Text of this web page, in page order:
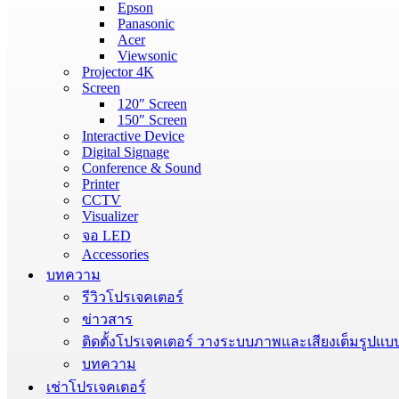
Epson
Panasonic
Acer
Viewsonic
Projector 4K
Screen
120″ Screen
150″ Screen
Interactive Device
Digital Signage
Conference & Sound
Printer
CCTV
Visualizer
จอ LED
Accessories
บทความ
รีวิวโปรเจคเตอร์
ข่าวสาร
ติดตั้งโปรเจคเตอร์ วางระบบภาพและเสียงเต็มรูปแบ
บทความ
เช่าโปรเจคเตอร์